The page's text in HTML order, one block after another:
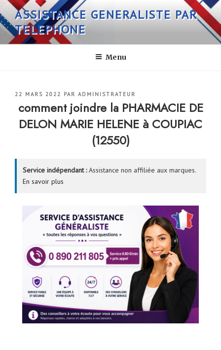
Aller
au
contenu
principal
ASSISTANCE GENERALISTE PAR
TELEPHONE
Menu
PUBLIÉ
22 MARS 2022 PAR ADMINISTRATEUR
comment joindre la PHARMACIE DE
DELON MARIE HELENE à COUPIAC
(12550)
Service indépendant :Assistance non affiliée aux marques.
En savoir plus